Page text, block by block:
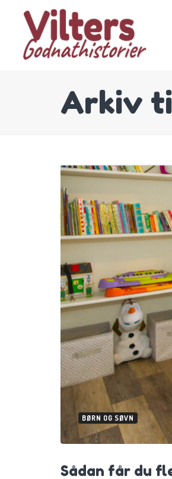
Arkiv
BØRN OG SØVN
Sådan får du